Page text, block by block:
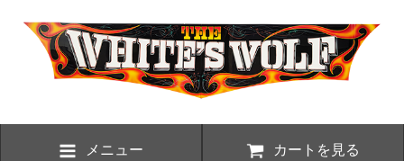
メニュー カートを見る